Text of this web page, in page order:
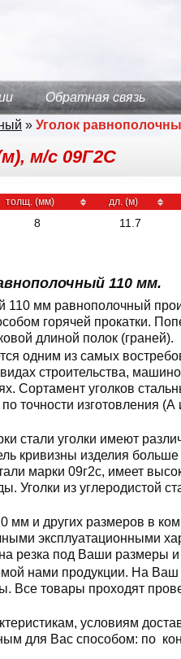
Обратная связь
» Уголок
м/с 09Г2С
толщ. (мм) дл. (м)
8 11.7
110 мм.
110 мм равнополочный
горячей прокатки.
длиной полок (граней).
одним из самых
строительства,
Сортамент уголков
точности изготовления
стали уголки имеют
кривизны изделия больше
марки 09г2с, имеет
Уголки из углеродистой
мм и других размеров в
эксплуатационными
резка под Ваши размеры и
нами продукции. На
Все товары проходят
условиям
для Вас способом: по